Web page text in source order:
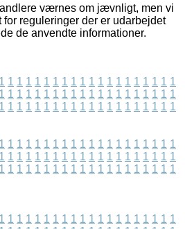
værnes om jævnligt, men vi
reguleringer der er udarbejdet
de anvendte informationer.
1 1 1 1 1 1 1 1 1 1 1 1 1 1 1 1 1 1 1 1
1 1 1 1 1 1 1 1 1 1 1 1 1 1 1 1 1 1 1 1
1 1 1 1 1 1 1 1 1 1 1 1 1 1 1 1 1 1 1 1
1 1 1 1 1 1 1 1 1 1 1 1 1 1 1 1 1 1 1 1
1 1 1 1 1 1 1 1 1 1 1 1 1 1 1 1 1 1 1 1
1 1 1 1 1 1 1 1 1 1 1 1 1 1 1 1 1 1 1 1
1 1 1 1 1 1 1 1 1 1 1 1 1 1 1 1 1 1 1 1